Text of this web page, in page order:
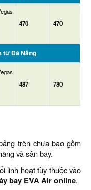
470 470
từ Đà Nẵng
487 780
trên chưa bao gồm
và sân bay.
linh hoạt tùy thuộc vào
bay EVA Air online.